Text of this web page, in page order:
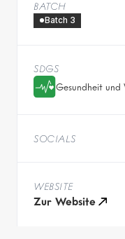
BATCH
Batch 3
SDGS
Gesundheit und
SOCIALS
WEBSITE
Zur Website